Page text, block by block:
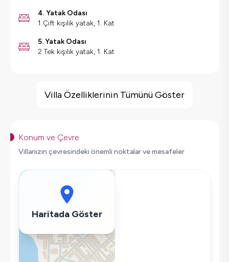
4. Yatak Odası
1 Çift kişilik yatak, 1. Kat
5. Yatak Odası
2 Tek kişilik yatak, 1. Kat
Saç Kurutma Makinası
Buzdolabı
Klima
Tost Makinesi
Havuz-Bahçe Bakımı
Villa Özelliklerinin Tümünü Göster
Konum ve Çevre
Villanızın çevresindeki önemli noktalar ve mesafeler
Haritada Göster